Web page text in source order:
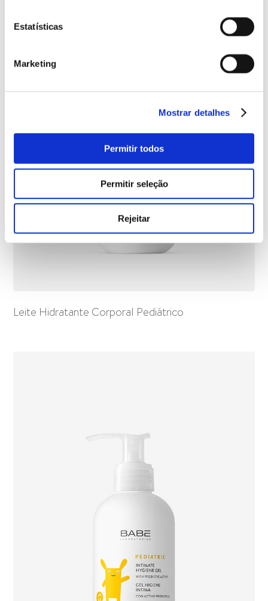
Estatísticas
Marketing
Mostrar detalhes
Permitir todos
Permitir seleção
Rejeitar
Leite Hidratante Corporal Pediátrico